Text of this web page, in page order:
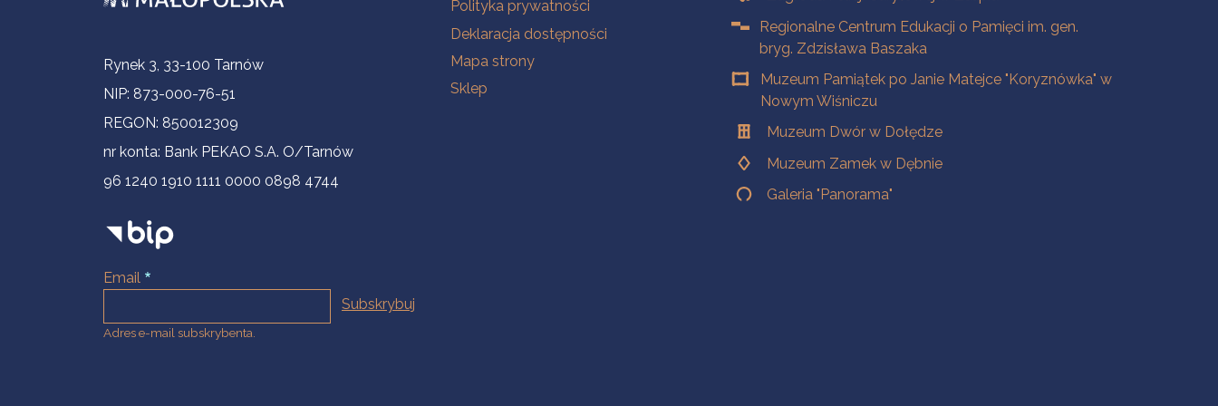
Informacje kontaktowe
Rynek 3, 33-100 Tarnów
NIP: 873-000-76-51
REGON: 850012309
nr konta: Bank PEKAO S.A. O/Tarnów
96 1240 1910 1111 0000 0898 4744
Email
Adres e-mail subskrybenta.
Polityka prywatności
Deklaracja dostępności
Mapa strony
Sklep
Regionalne Centrum Edukacji o Pamięci im. gen.
bryg. Zdzisława Baszaka
Muzeum Pamiątek po Janie Matejce "Koryznówka" w
Nowym Wiśniczu
Muzeum Dwór w Dołędze
Muzeum Zamek w Dębnie
Galeria "Panorama"